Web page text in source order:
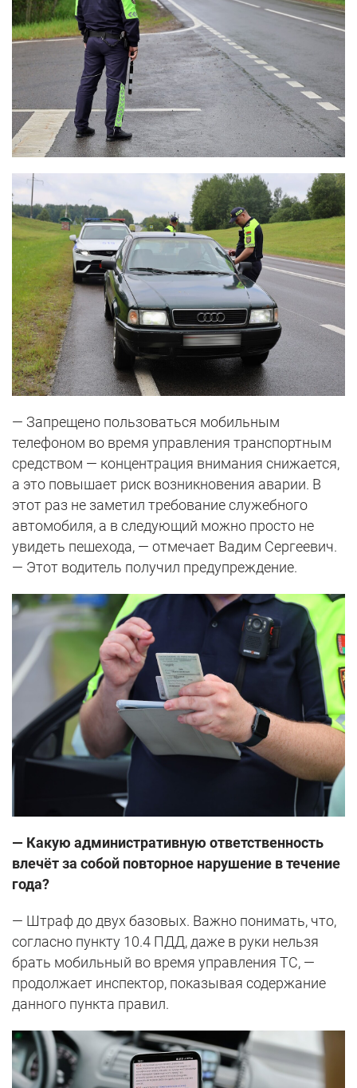
— Запрещено пользоваться мобильным
телефоном во время управления транспортным
средством — концентрация внимания снижается,
а это повышает риск возникновения аварии. В
этот раз не заметил требование служебного
автомобиля, а в следующий можно просто не
увидеть пешехода, — отмечает Вадим Сергеевич.
— Этот водитель получил предупреждение.
— Какую административную ответственность
влечёт за собой повторное нарушение в течение
года?
— Штраф до двух базовых. Важно понимать, что,
согласно пункту 10.4 ПДД, даже в руки нельзя
брать мобильный во время управления ТС, —
продолжает инспектор, показывая содержание
данного пункта правил.